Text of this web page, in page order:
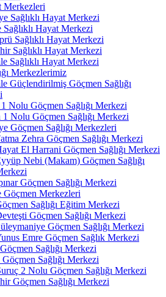
Merkezleri
Sağlıklı Hayat Merkezi
Hayat Merkezi
Sağlıklı Hayat Merkezi
Sağlıklı Hayat Merkezi
Sağlıklı Hayat Merkezi
Merkezlerimiz
Güçlendirilmiş Göçmen Sağlığı
Nolu Göçmen Sağlığı Merkezi
Nolu Göçmen Sağlığı Merkezi
Göçmen Sağlığı Merkezleri
Zehra Göçmen Sağlığı Merkezi
El Harrani Göçmen Sağlığı Merkezi
Nebi (Makam) Göçmen Sağlığı
Göçmen Sağlığı Merkezi
Merkezleri
Sağlığı Eğitim Merkezi
Göçmen Sağlığı Merkezi
Göçmen Sağlığı Merkezi
Emre Göçmen Sağlık Merkezi
Sağlığı Merkezi
Sağlığı Merkezi
2 Nolu Göçmen Sağlığı Merkezi
Göçmen Sağlığı Merkezi